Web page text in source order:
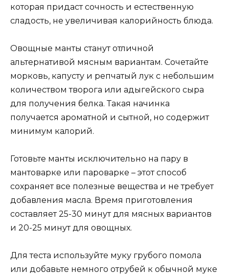
которая придаст сочность и естественную
сладость, не увеличивая калорийность блюда.
Овощные манты станут отличной
альтернативой мясным вариантам. Сочетайте
морковь, капусту и репчатый лук с небольшим
количеством творога или адыгейского сыра
для получения белка. Такая начинка
получается ароматной и сытной, но содержит
минимум калорий.
Готовьте манты исключительно на пару в
мантоварке или пароварке – этот способ
сохраняет все полезные вещества и не требует
добавления масла. Время приготовления
составляет 25-30 минут для мясных вариантов
и 20-25 минут для овощных.
Для теста используйте муку грубого помола
или добавьте немного отрубей к обычной муке